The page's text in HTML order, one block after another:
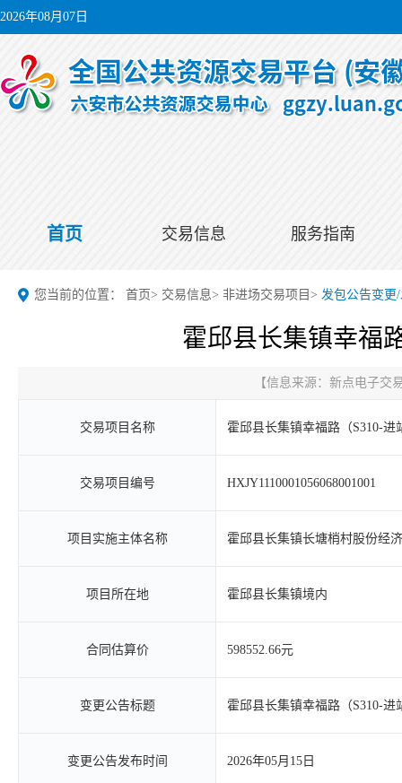
2026年08月07日
首页 交易信息 服务指南
您当前的位置： 首页> 交易信息> 非进场交易项目 > 发包公告变更
霍邱县长集镇幸福
【信息来源： 新点电子交
交易项目名称 霍邱县长集镇幸福路（S310-
交易项目编号 HXJY1110001056068001001
项目实施主体名称 霍邱县长集镇长塘梢村股份经
项目所在地 霍邱县长集镇境内
合同估算价 598552.66元
变更公告标题 霍邱县长集镇幸福路（S310-
变更公告发布时间 2026年05月15日